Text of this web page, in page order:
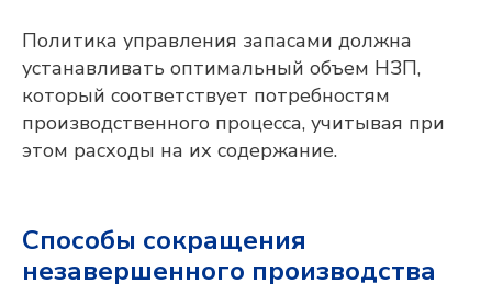
Политика управления запасами должна
устанавливать оптимальный объем НЗП,
который соответствует потребностям
производственного процесса, учитывая при
этом расходы на их содержание.
Способы сокращения
незавершенного производства
Adeptik APS
Современное решение класса APS
(Advanced Planning & Scheduling) для